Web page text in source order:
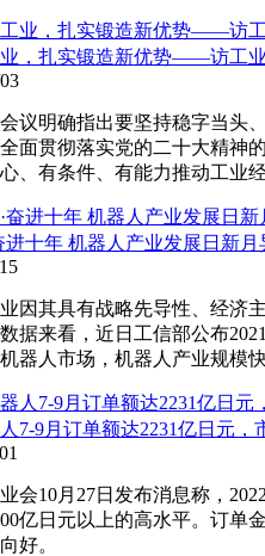
，扎实锻造新优势——访工
议明确指出要坚持稳字当头
面贯彻落实党的二十大精神
、有条件、有能力推动工业
进十年 机器人产业发展日新月
因其具有战略先导性、经济
据来看，近日工信部公布
器人市场，机器人产业规模
7-9月订单额达2231亿日元
会10月27日发布消息称，
亿日元以上的高水平。订单
好。